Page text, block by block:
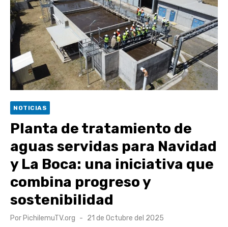
Retrospectiva 2026 | Capítulo 03: lessons on flight – Cecilia
Araneda
Cantor Popular Raúl Acevedo celebra 50 años de carrera en
Pichilemu
Cóctel de Sábado: Sistema frontal en Pichilemu junto al
alcalde Roberto Córdova
esterilización de mascotas
NOTICIAS
Planta de tratamiento de
aguas servidas para Navidad
y La Boca: una iniciativa que
combina progreso y
sostenibilidad
Por PichilemuTV.org
Publicado
21 de Octubre del 2025